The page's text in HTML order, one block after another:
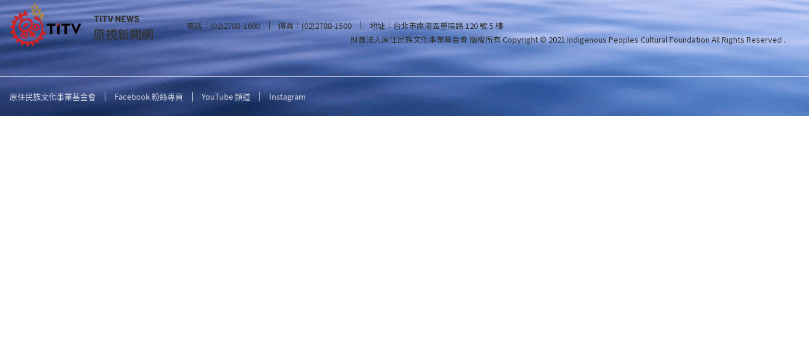
TITV NEWS
原視新聞網 電話：(02)2788-1600 傳真：(02)2788-1500
地址：台北市南港區重陽路 120 號 5 樓
財團法人原住民族文化事業基金會 版權所有Copyright © 2021 Indigenous Peoples Cultural Foundation All Rights Reserved .
原住民族文化事業基金會 Facebook 粉絲專頁 YouTube 頻道 Instagram